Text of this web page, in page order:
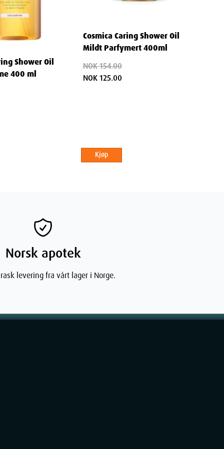
Shower Oil
400 ml
Cosmica Caring Shower Oil
Mildt Parfymert 400ml
NOK 154.00
NOK 125.00
Kjøp
Norsk apotek
levering fra vårt lager i Norge.